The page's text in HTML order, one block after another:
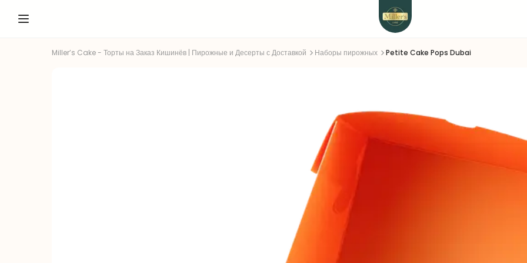
Miller’s Cake - Торты на Заказ Кишинёв | Пирожные и Десерты с Доставкой Наборы пирожных Petite Cake Pops Dubai